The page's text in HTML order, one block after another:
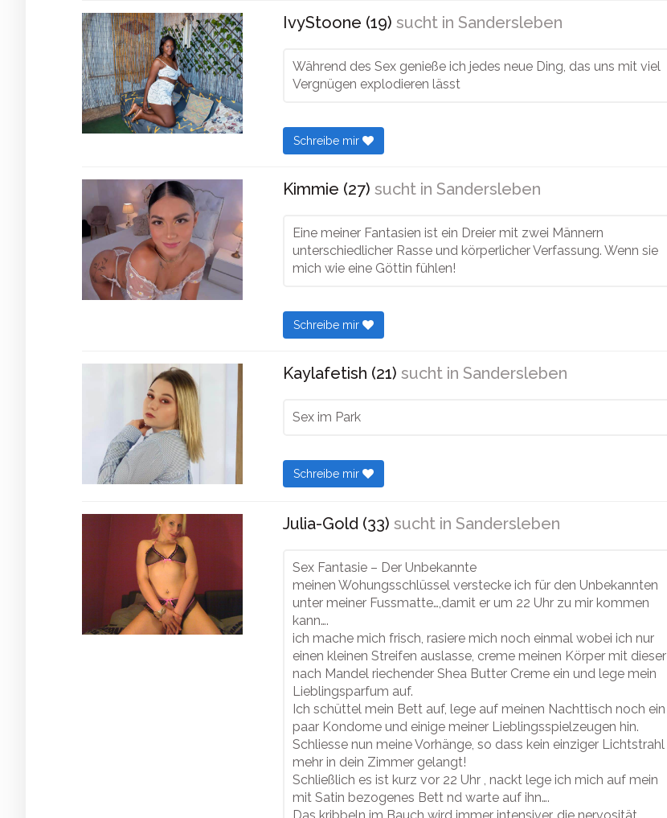
IvyStoone (19) sucht in Sandersleben
Während des Sex genieße ich jedes neue Ding, das uns mit viel
Vergnügen explodieren lässt
Schreibe mir
Kimmie (27) sucht in Sandersleben
Eine meiner Fantasien ist ein Dreier mit zwei Männern
unterschiedlicher Rasse und körperlicher Verfassung. Wenn sie
mich wie eine Göttin fühlen!
Schreibe mir
Kaylafetish (21) sucht in Sandersleben
Sex im Park
Schreibe mir
Julia-Gold (33) sucht in Sandersleben
Sex Fantasie – Der Unbekannte
meinen Wohungsschlüssel verstecke ich für den Unbekannten
unter meiner Fussmatte…,damit er um 22 Uhr zu mir kommen
kann….
ich mache mich frisch, rasiere mich noch einmal wobei ich nur
einen kleinen Streifen auslasse, creme meinen Körper mit dieser
nach Mandel riechender Shea Butter Creme ein und lege mein
Lieblingsparfum auf.
Ich schüttel mein Bett auf, lege auf meinen Nachttisch noch ein
paar Kondome und einige meiner Lieblingsspielzeugen hin.
Schliesse nun meine Vorhänge, so dass kein einziger Lichtstrahl
mehr in dein Zimmer gelangt!
Schließlich es ist kurz vor 22 Uhr , nackt lege ich mich auf mein
mit Satin bezogenes Bett nd warte auf ihn….